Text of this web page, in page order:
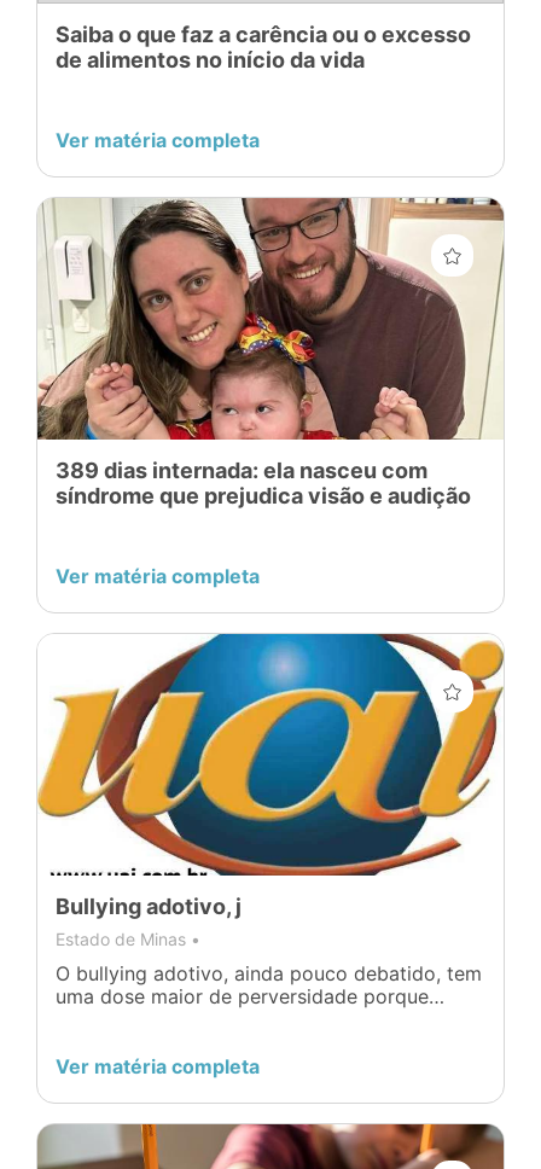
Saiba o que faz a carência ou o excesso
de alimentos no início da vida
Ver matéria completa
389 dias internada: ela nasceu com
síndrome que prejudica visão e audição
Ver matéria completa
Bullying adotivo, j
Estado de Minas •
O bullying adotivo, ainda pouco debatido, tem
uma dose maior de perversidade porque
Ver matéria completa